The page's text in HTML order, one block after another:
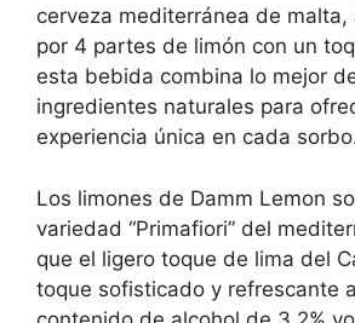
cerveza mediterránea de malta,
por 4 partes de limón con un
esta bebida combina lo mejor
ingredientes naturales para
experiencia única en cada
Los limones de Damm Lemon
variedad “Primafiori” del
que el ligero toque de lima del
toque sofisticado y refrescante